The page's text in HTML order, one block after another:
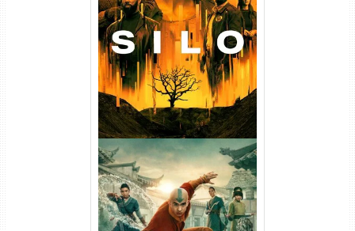
Silo 1ª Temporada Torrent
(2023) WEB-DL
720p/1080p/4K Dual Áudio